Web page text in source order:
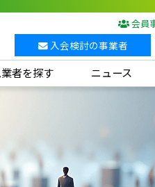
会員
入会検討の事業者
者を探す ニュース